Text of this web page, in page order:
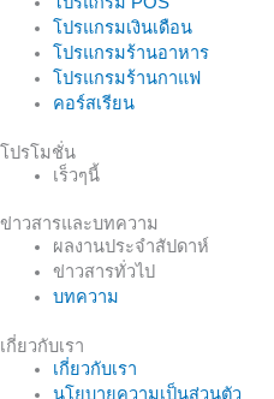
โปรแกรมเงินเดือน
โปรแกรมร้านอาหาร
โปรแกรมร้านกาแฟ
คอร์สเรียน
โปรโมชั่น
เร็วๆนี้
ข่าวสารและบทความ
ผลงานประจำสัปดาห์
ข่าวสารทั่วไป
บทความ
เกี่ยวกับเรา
เกี่ยวกับเรา
นโยบายความเป็นส่วนตัว